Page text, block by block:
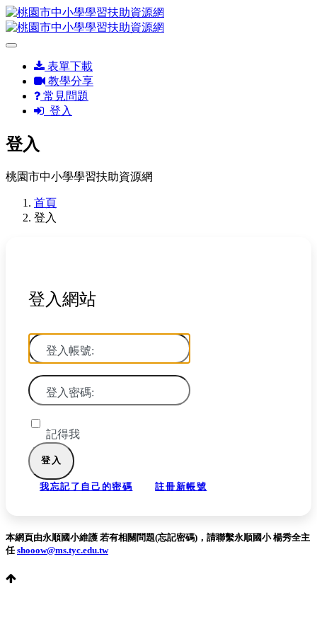
表單下載
教學分享
常見問題
登入
登入
桃園市中小學學習扶助資源網
首頁
登入
登入網站
登入帳號:
登入密碼:
記得我
我忘記了自己的密碼 註冊新帳號
本網頁由永順國小維護 若有相關問題(忘記密碼)，請聯繫永順國小 楊秀全主
任shooow@ms.tyc.edu.tw